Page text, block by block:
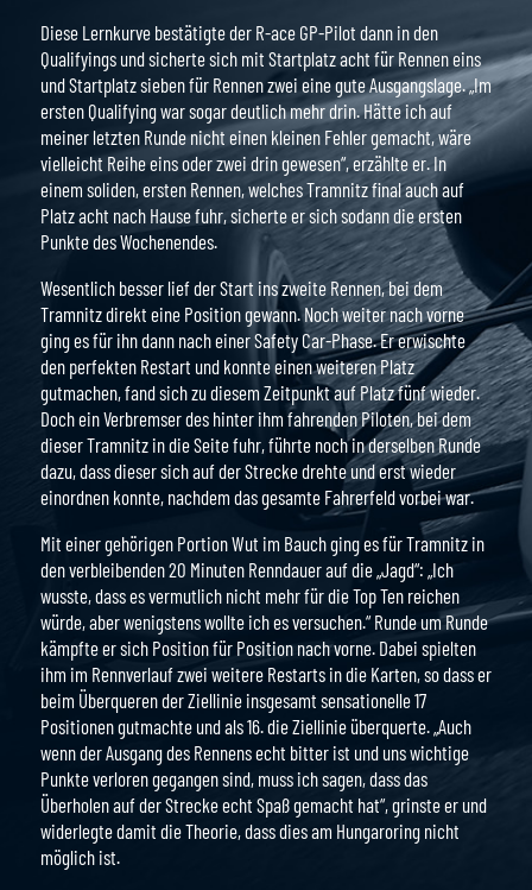
Diese Lernkurve bestätigte der R-ace GP-Pilot dann in den
Qualifyings und sicherte sich mit Startplatz acht für Rennen eins
und Startplatz sieben für Rennen zwei eine gute Ausgangslage. „Im
ersten Qualifying war sogar deutlich mehr drin. Hätte ich auf
meiner letzten Runde nicht einen kleinen Fehler gemacht, wäre
vielleicht Reihe eins oder zwei drin gewesen“, erzählte er. In
einem soliden, ersten Rennen, welches Tramnitz final auch auf
Platz acht nach Hause fuhr, sicherte er sich sodann die ersten
Punkte des Wochenendes.
Wesentlich besser lief der Start ins zweite Rennen, bei dem
Tramnitz direkt eine Position gewann. Noch weiter nach vorne
ging es für ihn dann nach einer Safety Car-Phase. Er erwischte
den perfekten Restart und konnte einen weiteren Platz
gutmachen, fand sich zu diesem Zeitpunkt auf Platz fünf wieder.
Doch ein Verbremser des hinter ihm fahrenden Piloten, bei dem
dieser Tramnitz in die Seite fuhr, führte noch in derselben Runde
dazu, dass dieser sich auf der Strecke drehte und erst wieder
einordnen konnte, nachdem das gesamte Fahrerfeld vorbei war.
Mit einer gehörigen Portion Wut im Bauch ging es für Tramnitz in
den verbleibenden 20 Minuten Renndauer auf die „Jagd“: „Ich
wusste, dass es vermutlich nicht mehr für die Top Ten reichen
würde, aber wenigstens wollte ich es versuchen.“ Runde um Runde
kämpfte er sich Position für Position nach vorne. Dabei spielten
ihm im Rennverlauf zwei weitere Restarts in die Karten, so dass er
beim Überqueren der Ziellinie insgesamt sensationelle 17
Positionen gutmachte und als 16. die Ziellinie überquerte. „Auch
wenn der Ausgang des Rennens echt bitter ist und uns wichtige
Punkte verloren gegangen sind, muss ich sagen, dass das
Überholen auf der Strecke echt Spaß gemacht hat“, grinste er und
widerlegte damit die Theorie, dass dies am Hungaroring nicht
möglich ist.